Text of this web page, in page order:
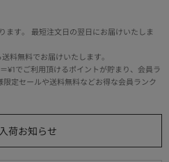
ます。 最短注文日の翌日にお届けいたしま
送料無料でお届けいたします。
¥1でご利用頂けるポイントが貯まり、会員ラ
限定セールや送料無料などお得な会員ランク